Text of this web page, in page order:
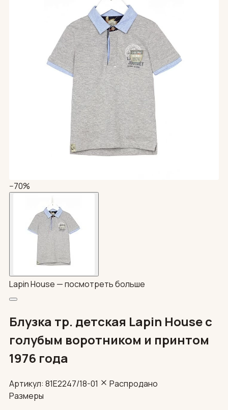
−70%
Lapin House —посмотреть больше
Блузка тр. детская Lapin House с
голубым воротником и принтом
1976 года
Артикул: 81E2247/18-01
Распродано
Размеры